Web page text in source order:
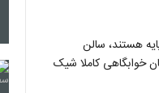
هستند، سالن
خوابگاهی کاملا شیک